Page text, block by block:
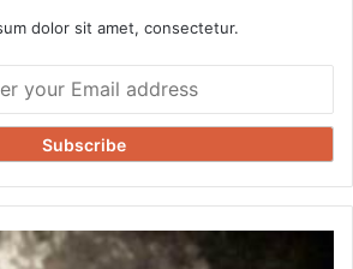
dolor sit amet, consectetur.